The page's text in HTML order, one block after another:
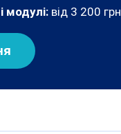
модулі: від 3 200 грн